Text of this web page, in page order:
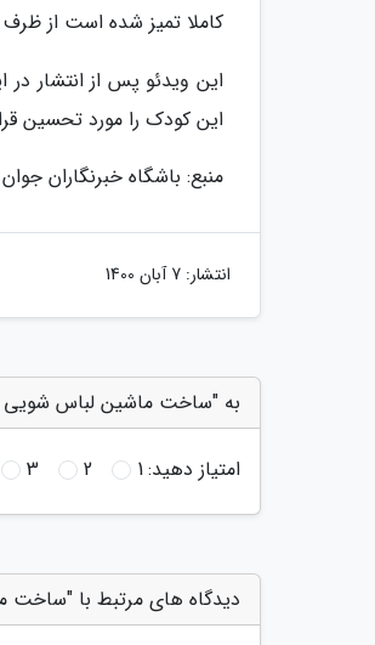
کاملا تمیز شده است از
این ویدئو پس از انتشار در
این کودک را مورد تحسین
منبع: باشگاه خبرنگاران جوان
انتشار: 7 آبان 1400
به "ساخت ماشین لباس شویی
امتیاز دهید:1
2
3
دیدگاه های مرتبط با